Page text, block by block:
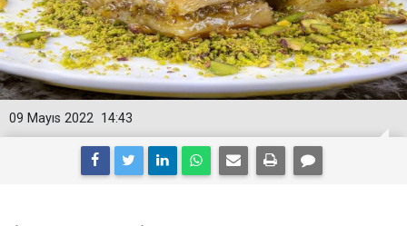
14:43
09 Mayıs 2022